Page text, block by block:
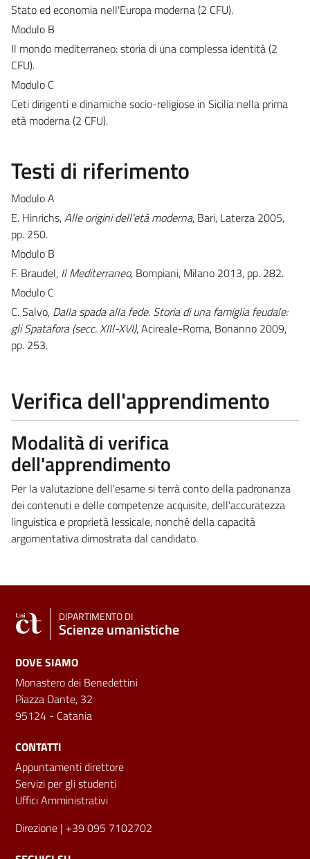
Stato ed economia nell'Europa moderna (2 CFU).
Modulo B
Il mondo mediterraneo: storia di una complessa identità (2
CFU).
Modulo C
Ceti dirigenti e dinamiche socio-religiose in Sicilia nella prima
età moderna (2 CFU).
Testi di riferimento
Modulo A
E. Hinrichs,Alle origini dell'età moderna, Bari, Laterza 2005,
pp. 250.
Modulo B
F. Braudel, Il Mediterraneo, Bompiani, Milano 2013, pp. 282.
Modulo C
C. Salvo, Dalla spada alla fede. Storia di una famiglia feudale:
gli Spatafora (secc. XIII-XVI), Acireale-Roma, Bonanno 2009,
pp. 253.
Verifica dell'apprendimento
Modalità di verifica
dell'apprendimento
Per la valutazione dell'esame si terrà conto della padronanza
dei contenuti e delle competenze acquisite, dell'accuratezza
linguistica e proprietà lessicale, nonché della capacità
argomentativa dimostrata dal candidato.
DIPARTIMENTO DI
Scienze umanistiche
DOVE SIAMO
Monastero dei Benedettini
Piazza Dante, 32
95124 - Catania
CONTATTI
Appuntamenti direttore
Servizi per gli studenti
Uffici Amministrativi
Direzione | +39 095 7102702